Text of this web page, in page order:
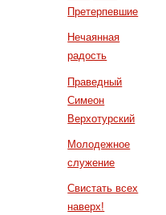
Претерпевшие
Нечаянная
радость
Праведный
Симеон
Верхотурский
Молодежное
служение
Свистать всех
наверх!